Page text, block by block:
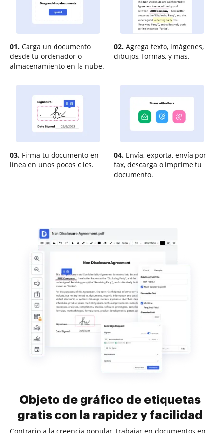
01. Carga un documento
desde tu ordenador o
almacenamiento en la nube.
02. Agrega texto, imágenes,
dibujos, formas, y más.
03. Firma tu documento en
línea en unos pocos clics.
04. Envía, exporta, envía por
fax, descarga o imprime tu
documento.
Objeto de gráfico de etiquetas
gratis con la rapidez y facilidad
Contrario a la creencia popular, trabajar en documentos en